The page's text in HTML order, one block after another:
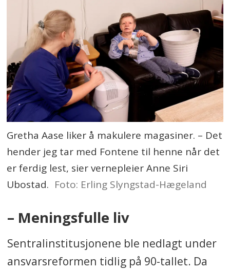
Gretha Aase liker å makulere magasiner. – Det
hender jeg tar med Fontene til henne når det
er ferdig lest, sier vernepleier Anne Siri
Ubostad. Foto: Erling Slyngstad-Hægeland
– Meningsfulle liv
Sentralinstitusjonene ble nedlagt under
ansvarsreformen tidlig på 90-tallet. Da